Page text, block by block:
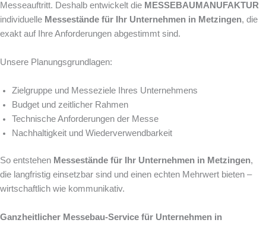
Messeauftritt. Deshalb entwickelt die MESSEBAUMANUFAKTUR
individuelle Messestände für Ihr Unternehmen in Metzingen, die
exakt auf Ihre Anforderungen abgestimmt sind.
Unsere Planungsgrundlagen:
Zielgruppe und Messeziele Ihres Unternehmens
Budget und zeitlicher Rahmen
Technische Anforderungen der Messe
Nachhaltigkeit und Wiederverwendbarkeit
So entstehen Messestände für Ihr Unternehmen in Metzingen,
die langfristig einsetzbar sind und einen echten Mehrwert bieten –
wirtschaftlich wie kommunikativ.
Ganzheitlicher Messebau-Service für Unternehmen in